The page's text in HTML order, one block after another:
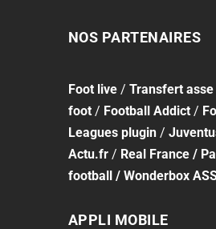
NOS PARTENAIRES
Footlive/ Transfert asse
foot/ Football Addict/
Leagues plugin/
Actu.fr/ Real France /
football/ Wonderbox
APPLI MOBILE